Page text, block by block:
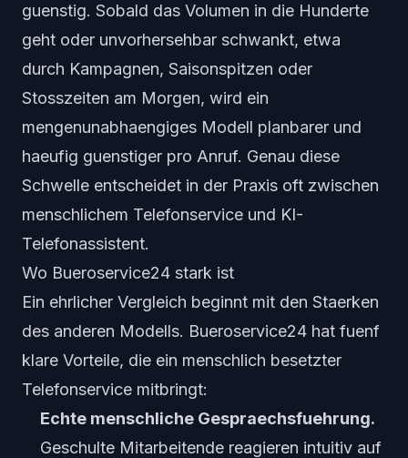
guenstig. Sobald das Volumen in die Hunderte
geht oder unvorhersehbar schwankt, etwa
durch Kampagnen, Saisonspitzen oder
Stosszeiten am Morgen, wird ein
mengenunabhaengiges Modell planbarer und
haeufig guenstiger pro Anruf. Genau diese
Schwelle entscheidet in der Praxis oft zwischen
menschlichem Telefonservice und KI-
Telefonassistent.
Wo Bueroservice24 stark ist
Ein ehrlicher Vergleich beginnt mit den Staerken
des anderen Modells. Bueroservice24 hat fuenf
klare Vorteile, die ein menschlich besetzter
Telefonservice mitbringt:
Echte menschliche Gespraechsfuehrung.
Geschulte Mitarbeitende reagieren intuitiv auf